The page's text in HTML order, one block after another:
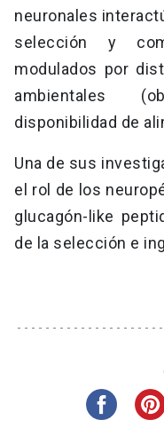
neuronales
selección y
modulados por
ambientales
disponibilidad de
Una de sus
el rol de los
glucagón-like
de la selección e